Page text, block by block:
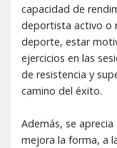
capacidad de
deportista activo o
deporte, estar
ejercicios en las
de resistencia y
camino del éxito.
Además, se
mejora la forma, a